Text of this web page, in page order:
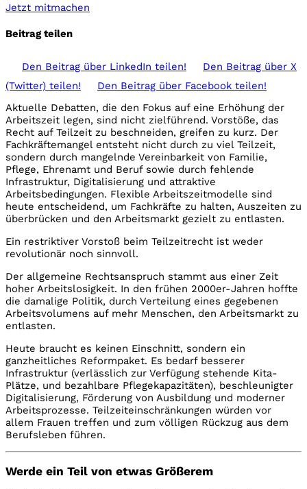
Jetzt mitmachen
Beitrag teilen
Den Beitrag über LinkedIn teilen! Den Beitrag über X
(Twitter) teilen! Den Beitrag über Facebook teilen!
Aktuelle Debatten, die den Fokus auf eine Erhöhung der
Arbeitszeit legen, sind nicht zielführend. Vorstöße, das
Recht auf Teilzeit zu beschneiden, greifen zu kurz. Der
Fachkräftemangel entsteht nicht durch zu viel Teilzeit,
sondern durch mangelnde Vereinbarkeit von Familie,
Pflege, Ehrenamt und Beruf sowie durch fehlende
Infrastruktur, Digitalisierung und attraktive
Arbeitsbedingungen. Flexible Arbeitszeitmodelle sind
heute entscheidend, um Fachkräfte zu halten, Auszeiten zu
überbrücken und den Arbeitsmarkt gezielt zu entlasten.
Ein restriktiver Vorstoß beim Teilzeitrecht ist weder
revolutionär noch sinnvoll.
Der allgemeine Rechtsanspruch stammt aus einer Zeit
hoher Arbeitslosigkeit. In den frühen 2000er-Jahren hoffte
die damalige Politik, durch Verteilung eines gegebenen
Arbeitsvolumens auf mehr Menschen, den Arbeitsmarkt zu
entlasten.
Heute braucht es keinen Einschnitt, sondern ein
ganzheitliches Reformpaket. Es bedarf besserer
Infrastruktur (verlässlich zur Verfügung stehende Kita-
Plätze, und bezahlbare Pflegekapazitäten), beschleunigter
Digitalisierung, Förderung von Ausbildung und moderner
Arbeitsprozesse. Teilzeiteinschränkungen würden vor
allem Frauen treffen und zum völligen Rückzug aus dem
Berufsleben führen.
Werde ein Teil von etwas Größerem